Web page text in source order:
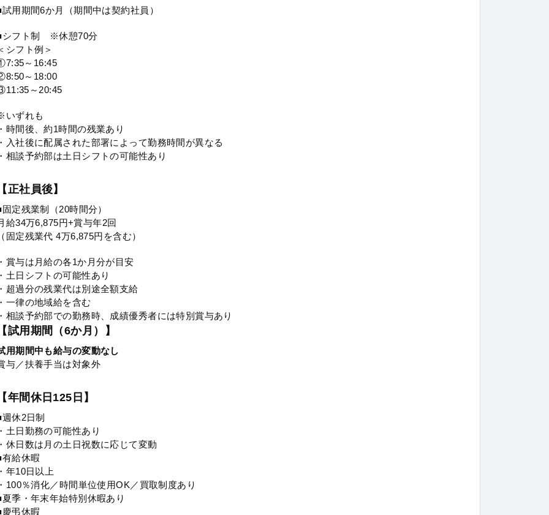
試用期間6か月（期間中は契約社員）
シフト制 ※休憩70分
シフト例＞
～16:45
～18:00
～20:45
いずれも
時間後、約1時間の残業あり
入社後に配属された部署によって勤務時間が異なる
相談予約部は土日シフトの可能性あり
正社員後】
定残業制（20時間分）
給34万6,875円+賞与年2回
固定残業代 4万6,875円を含む）
賞与は月給の各1か月分が目安
土日シフトの可能性あり
超過分の残業代は別途全額支給
一律の地域給を含む
相談予約部での勤務時、成績優秀者には特別賞与あり
試用期間（6か月）】
用期間中も給与の変動なし
与／扶養手当は対象外
年間休日125日】
休2日制
土日勤務の可能性あり
休日数は月の土日祝数に応じて変動
有給休暇
年10日以上
100％消化／時間単位使用OK／買取制度あり
夏季・年末年始特別休暇あり
慶弔休暇